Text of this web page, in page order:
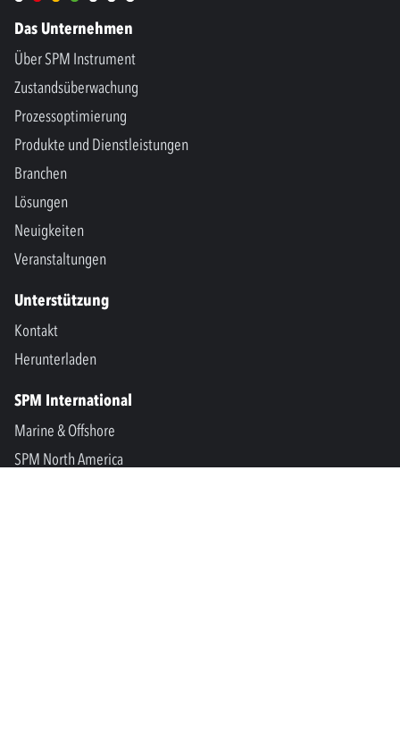
Das Unternehmen
Über SPM Instrument
Zustandsüberwachung
Prozessoptimierung
Produkte und Dienstleistungen
Branchen
Lösungen
Neuigkeiten
Veranstaltungen
Unterstützung
Kontakt
Herunterladen
SPM International
Marine & Offshore
SPM North America